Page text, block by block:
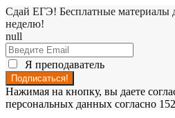
Сдай ЕГЭ! Бесплатные материалы
неделю!
null
Я преподаватель
Нажимая на кнопку, вы даете
персональных данных согласно